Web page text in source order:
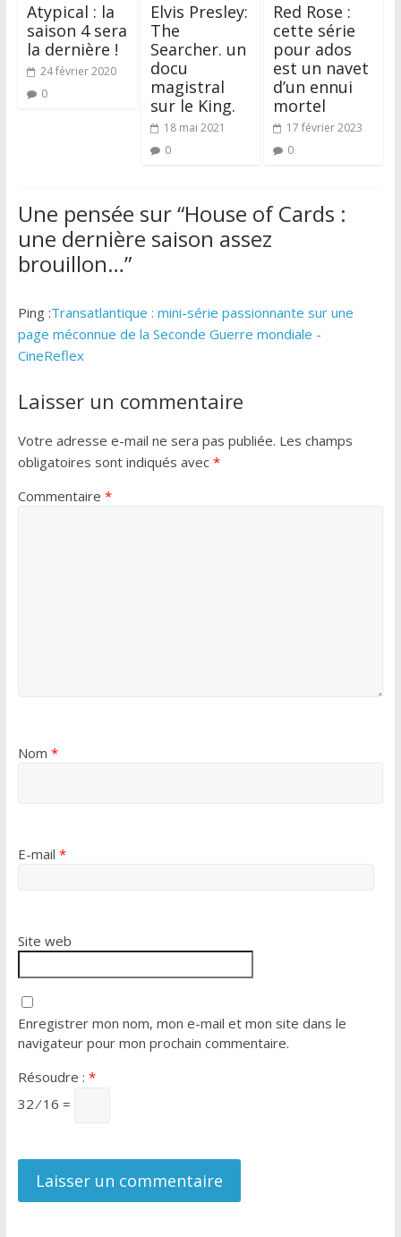
Atypical : la
saison 4 sera
la dernière !
24 février 2020
0
Elvis Presley:
The
Searcher. un
docu
magistral
sur le King.
18 mai 2021
0
Red Rose :
cette série
pour ados
est un navet
d’un ennui
mortel
17 février 2023
0
Une pensée sur “House of Cards :
une dernière saison assez
brouillon…”
Ping :Transatlantique : mini-série passionnante sur une
page méconnue de la Seconde Guerre mondiale -
CineReflex
Laisser un commentaire
Votre adresse e-mail ne sera pas publiée. Les champs
obligatoires sont indiqués avec *
Commentaire *
Nom *
E-mail *
Site web
Enregistrer mon nom, mon e-mail et mon site dans le
navigateur pour mon prochain commentaire.
Résoudre : *
32 ⁄ 16 =